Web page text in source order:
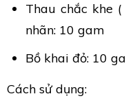
Thau chắc khe
nhãn: 10 gam
Bồ khai đỏ: 10
Cách sử dụng: